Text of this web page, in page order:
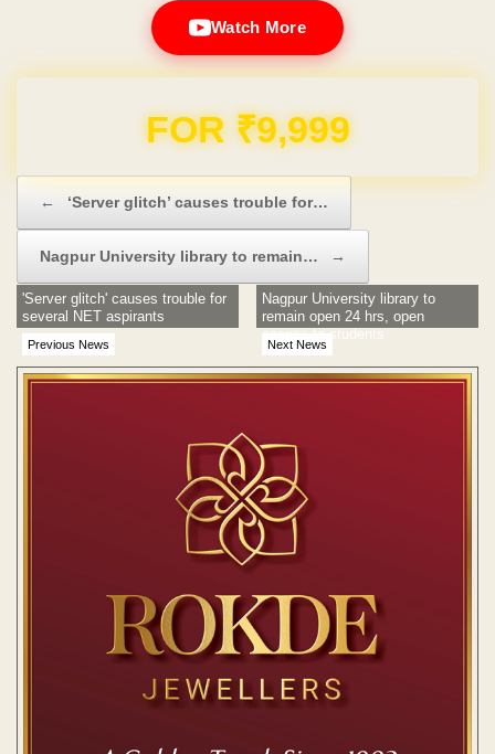
Watch More
Domain & Hosting FREE for 1 Year
← ‘Server glitch’ causes trouble for…
Nagpur University library to remain… →
Previous News
'Server glitch' causes trouble for
several NET aspirants
Next News
Nagpur University library to
remain open 24 hrs, open
access to students